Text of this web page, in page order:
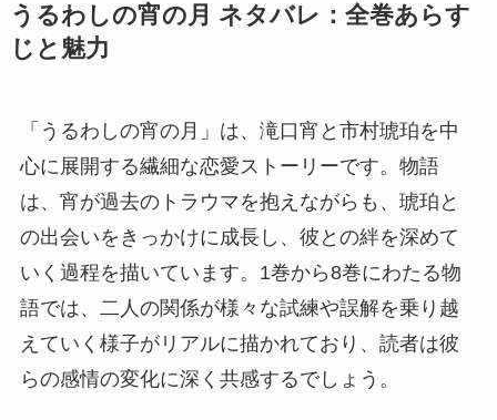
うるわしの宵の月 ネタバレ：全巻あらす
じと魅力
「うるわしの宵の月」は、滝口宵と市村琥珀を中
心に展開する繊細な恋愛ストーリーです。物語
は、宵が過去のトラウマを抱えながらも、琥珀と
の出会いをきっかけに成長し、彼との絆を深めて
いく過程を描いています。1巻から8巻にわたる物
語では、二人の関係が様々な試練や誤解を乗り越
えていく様子がリアルに描かれており、読者は彼
らの感情の変化に深く共感するでしょう。